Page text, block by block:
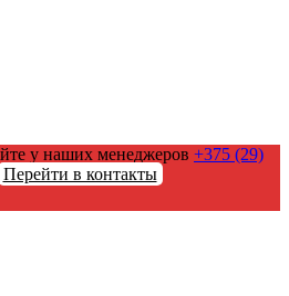
у наших менеджеров +375 (29)
Перейти в контакты